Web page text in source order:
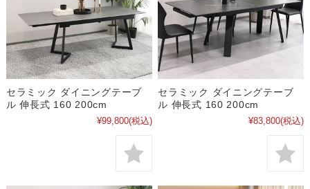
セラミック ダイニングテーブ
ル 伸長式 160 200cm
¥99,800(税込)
セラミック ダイニングテーブ
ル 伸長式 160 200cm
¥83,800(税込)